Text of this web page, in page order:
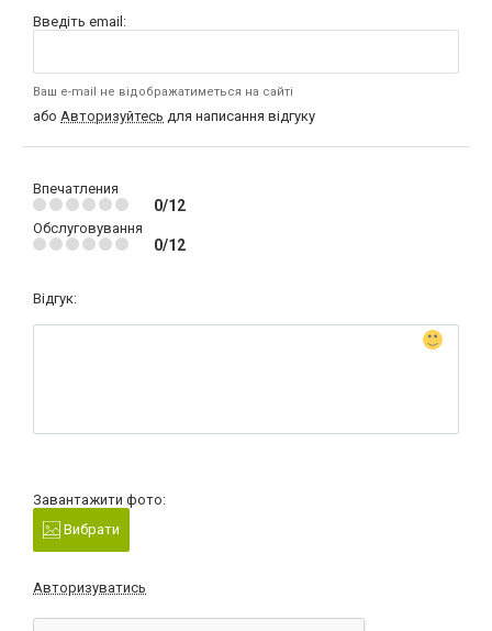
Введіть email:
Ваш e-mail не відображатиметься на сайті
або Авторизуйтесь для написання відгуку
Впечатления
0/12
Обслуговування
0/12
Відгук:
Завантажити фото:
Вибрати
Авторизуватись